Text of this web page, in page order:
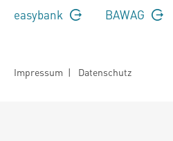
easybank BAWAG
Impressum | Datenschutz